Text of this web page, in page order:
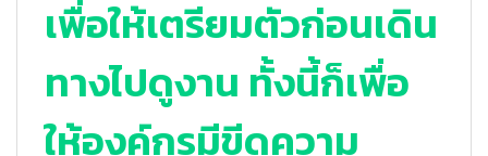
เพื่อให้เตรียมตัวก่อนเดิน
ทางไปดูงาน ทั้งนี้ก็เพื่อ
ให้องค์กรมีขีดความ